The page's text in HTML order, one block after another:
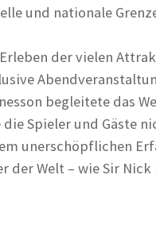
und nationale
der vielen
begleitete das
Spieler und Gäste
unerschöpflichen
Welt – wie Sir Nick